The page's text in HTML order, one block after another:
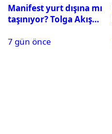
Manifest yurt dışına mı
taşınıyor? Tolga Akış
7 gün önce